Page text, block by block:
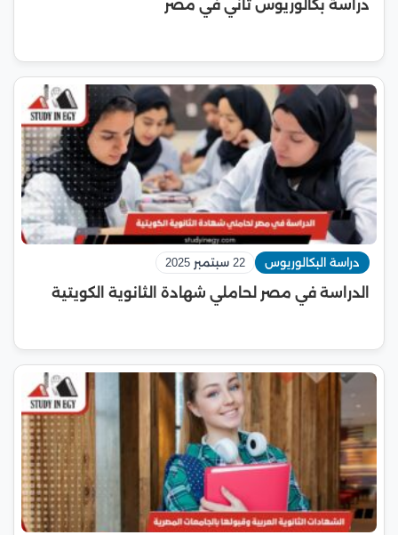
دراسة بكالوريوس ثاني في مصر
دراسة البكالوريوس 22 سبتمبر 2025
الدراسة في مصر لحاملي شهادة الثانوية الكويتية